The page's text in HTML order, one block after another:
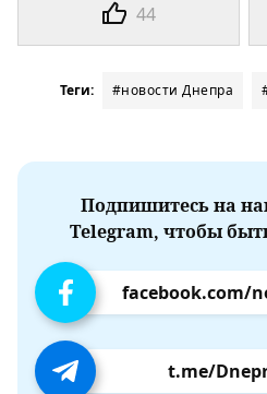
44
Теги: #новости Днепра
Подпишитесь на
Telegram, чтобы
t.me/